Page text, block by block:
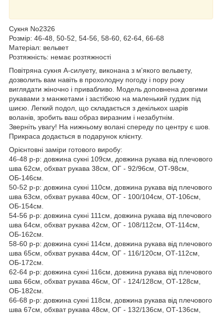
Сукня No2326
Розмір: 46-48, 50-52, 54-56, 58-60, 62-64, 66-68
Матеріал: вельвет
Розтяжність: немає розтяжності
Повітряна сукня А-силуету, виконана з м'якого вельвету,
дозволить вам навіть в прохолодну погоду і пору року
виглядати жіночно і привабливо. Модель доповнена довгими
рукавами з манжетами і застібкою на маленький гудзик під
шиєю. Легкий подол, що складається з декількох шарів
воланів, зробить ваш образ виразним і незабутнім.
Зверніть увагу! На нижньому волані спереду по центру є шов.
Прикраса додається в подарунок клієнту.
Орієнтовні заміри готового виробу:
46-48 р-р: довжина сукні 109см, довжина рукава від плечового
шва 62см, обхват рукава 38см, ОГ - 92/96см, ОТ-98см,
ОБ-146см.
50-52 р-р: довжина сукні 110см, довжина рукава від плечового
шва 63см, обхват рукава 40см, ОГ - 100/104см, ОТ-106см,
ОБ-154см.
54-56 р-р: довжина сукні 111см, довжина рукава від плечового
шва 64см, обхват рукава 42см, ОГ - 108/112см, ОТ-114см,
ОБ-162см.
58-60 р-р: довжина сукні 114см, довжина рукава від плечового
шва 65см, обхват рукава 44см, ОГ - 116/120см, ОТ-112см,
ОБ-172см.
62-64 р-р: довжина сукні 116см, довжина рукава від плечового
шва 66см, обхват рукава 46см, ОГ - 124/128см, ОТ-128см,
ОБ-182см.
66-68 р-р: довжина сукні 118см, довжина рукава від плечового
шва 67см, обхват рукава 48см, ОГ - 132/136см, ОТ-136см,